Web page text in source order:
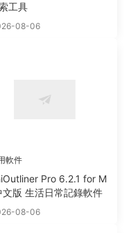
工具
08-06
軟件
Pro 6.2.1 for M
版 生活日常記錄軟件
08-06